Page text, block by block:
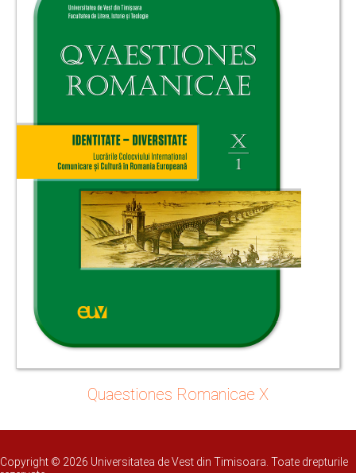
Quaestiones Romanicae X
Copyright © 2026 Universitatea de Vest din Timisoara. Toate drepturile